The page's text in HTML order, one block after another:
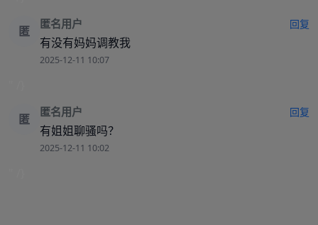
匿 匿名用户 回复
有没有妈妈调教我
2025-12-11 10:07
匿 匿名用户 回复
有姐姐聊骚吗？
2025-12-11 10:02